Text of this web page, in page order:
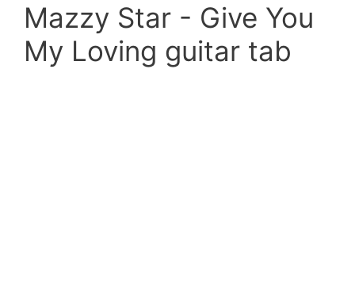
Mazzy Star - Give You
My Loving guitar tab